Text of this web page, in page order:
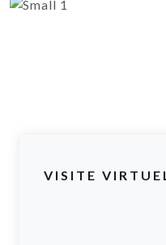
VISITE VIRTUEL